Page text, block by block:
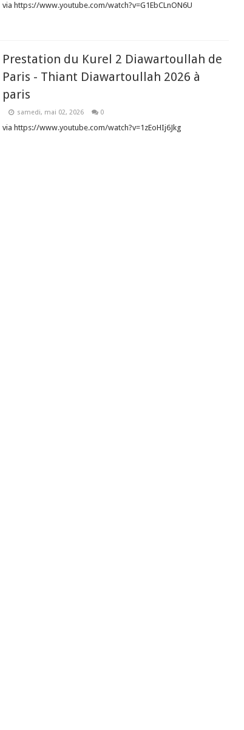
via https://www.youtube.com/watch?v=G1EbCLnON6U
Prestation du Kurel 2 Diawartoullah de
Paris - Thiant Diawartoullah 2026 à
paris
samedi, mai 02, 2026 0
via https://www.youtube.com/watch?v=1zEoHIj6Jkg